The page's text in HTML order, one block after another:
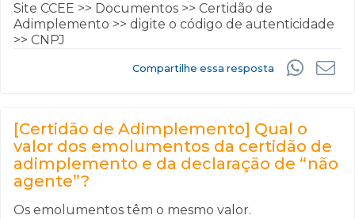
Site CCEE >> Documentos >> Certidão de
Adimplemento >> digite o código de autenticidade
>> CNPJ
Compartilhe essa resposta
[Certidão de Adimplemento] Qual o
valor dos emolumentos da certidão de
adimplemento e da declaração de “não
agente”?
Os emolumentos têm o mesmo valor.